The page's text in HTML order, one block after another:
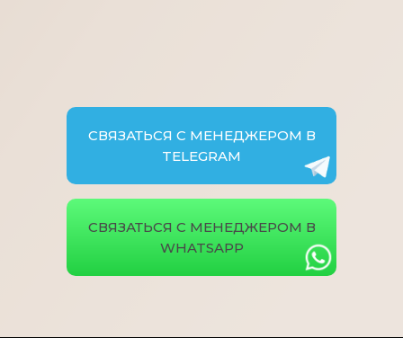
СВЯЗАТЬСЯ С МЕНЕДЖЕРОМ В
WHATSAPP
СВЯЗАТЬСЯ С МЕНЕДЖЕРОМ В
TELEGRAM